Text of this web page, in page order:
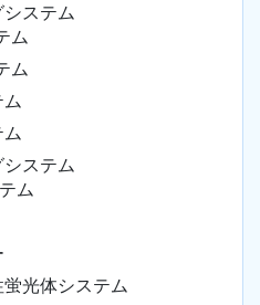
ステム
ム
ム
ステム
ム
光体システム